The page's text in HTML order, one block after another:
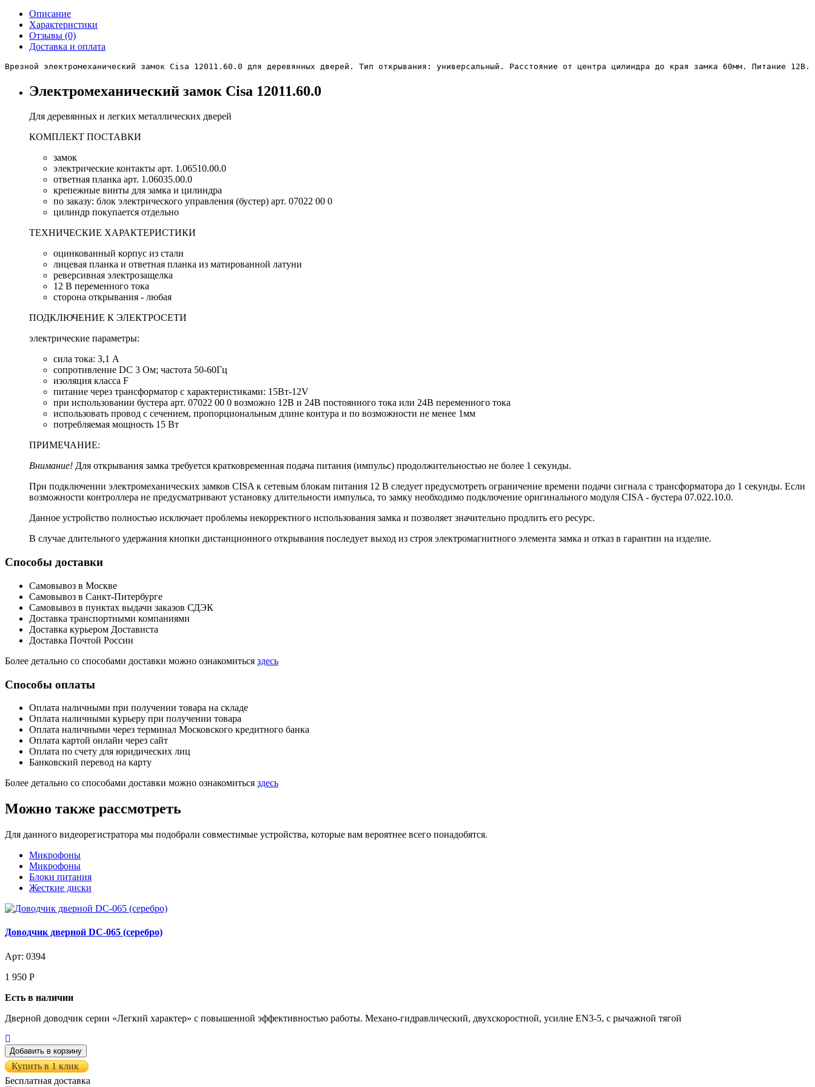
Описание
Характеристики
Отзывы (0)
Доставка и оплата
Врезной электромеханический замок Cisa 12011.60.0 для деревянных дверей. Тип открывания: универсальный. Расстояние от центра цилиндра до края замка 60мм. Питание 12В.
Электромеханический замок Cisa 12011.60.0
Для деревянных и легких металлических дверей
КОМПЛЕКТ ПОСТАВКИ
замок
электрические контакты арт. 1.06510.00.0
ответная планка арт. 1.06035.00.0
крепежные винты для замка и цилиндра
по заказу: блок электрического управления (бустер) арт. 07022 00 0
цилиндр покупается отдельно
ТЕХНИЧЕСКИЕ ХАРАКТЕРИСТИКИ
оцинкованный корпус из стали
лицевая планка и ответная планка из матированной латуни
реверсивная электрозащелка
12 В переменного тока
сторона открывания - любая
ПОДКЛЮЧЕНИЕ К ЭЛЕКТРОСЕТИ
электрические параметры:
сила тока: 3,1 А
сопротивление DC 3 Ом; частота 50-60Гц
изоляция класса F
питание через трансформатор с характеристиками: 15Bт-12V
при использовании бустера арт. 07022 00 0 возможно 12В и 24В постоянного тока или 24В переменного тока
использовать провод с сечением, пропорциональным длине контура и по возможности не менее 1мм
потребляемая мощность 15 Вт
ПРИМЕЧАНИЕ:
Внимание! Для открывания замка требуется кратковременная подача питания (импульс) продол­жительностью не более 1 секунды.
При подключении электромеханических замков CISA к сетевым блокам питания 12 В следует предус­мотреть ограничение времени подачи сигнала с трансформатора до 1 секунды. Если
возможности контроллера не предусматривают установку дли­тельности импульса, то замку необходимо под­ключение оригинального модуля CISA - бустера 07.022.10.0.
Данное устройство полностью исключает проблемы некорректного использования замка и позволяет значительно продлить его ресурс.
В случае длительного удержания кнопки дистан­ционного открывания последует выход из строя электромагнитного элемента замка и отказ в гарантии на изделие.
Способы доставки
Самовывоз в Москве
Самовывоз в Санкт-Питербурге
Самовывоз в пунктах выдачи заказов СДЭК
Доставка транспортными компаниями
Доставка курьером Достависта
Доставка Почтой России
Более детально со способами доставки можно ознакомиться здесь
Способы оплаты
Оплата наличными при получении товара на складе
Оплата наличными курьеру при получении товара
Оплата наличными через терминал Московского кредитного банка
Оплата картой онлайн через сайт
Оплата по счету для юридических лиц
Банковский перевод на карту
Более детально со способами доставки можно ознакомиться здесь
Можно также рассмотреть
Для данного видеорегистратора мы подобрали совместимые устройства, которые вам вероятнее всего понадобятся.
Микрофоны
Микрофоны
Блоки питания
Жесткие диски
Доводчик дверной DC-065 (серебро)
Арт: 0394
1 950 Р
Есть в наличии
Дверной доводчик серии «Легкий характер» с повышенной эффективностью работы. Механо-гидравлический, двухскоростной, усилие EN3-5, с рычажной тягой
Купить в 1 клик
Бесплатная доставка